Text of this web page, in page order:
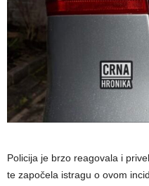
Policija je brzo reagovala i
te započela istragu o ovom